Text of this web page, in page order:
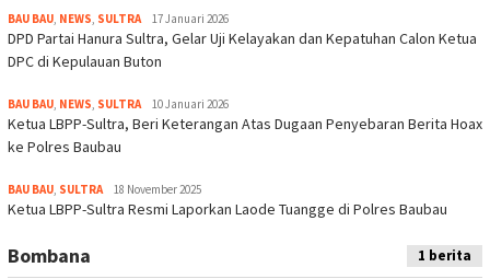
BAU BAU, NEWS, SULTRA 17 Januari 2026
DPD Partai Hanura Sultra, Gelar Uji Kelayakan dan Kepatuhan Calon Ketua
DPC di Kepulauan Buton
BAU BAU, NEWS, SULTRA 10 Januari 2026
Ketua LBPP-Sultra, Beri Keterangan Atas Dugaan Penyebaran Berita Hoax
ke Polres Baubau
BAU BAU, SULTRA 18 November 2025
Ketua LBPP-Sultra Resmi Laporkan Laode Tuangge di Polres Baubau
Bombana 1 berita